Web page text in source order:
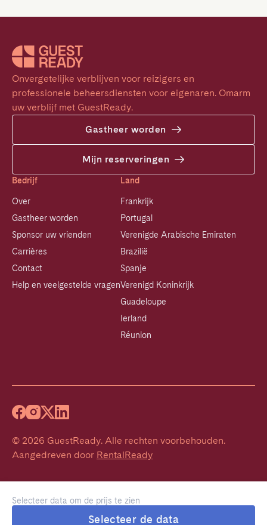
Selecteer data om de prijs te zien
Selecteer de data
Onvergetelijke verblijven voor reizigers en
professionele beheersdiensten voor eigenaren. Omarm
uw verblijf met GuestReady.
Gastheer worden
Mijn reserveringen
Bedrijf
Over
Gastheer worden
Sponsor uw vrienden
Carrières
Contact
Help en veelgestelde vragen
Land
Frankrijk
Portugal
Verenigde Arabische Emiraten
Brazilië
Spanje
Verenigd Koninkrijk
Guadeloupe
Ierland
Réunion
© 2026 GuestReady. Alle rechten voorbehouden.
Aangedreven door RentalReady